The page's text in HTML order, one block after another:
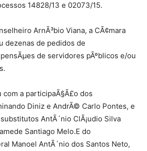
14828/13 e 02073/15.
ArnÃ³bio Viana, a CÃ¢mara
dezenas de pedidos de
de servidores pÃºblicos e/ou
com a participaÃ§Ã£o dos
Diniz e AndrÃ© Carlo Pontes, e
AntÃ´nio ClÃ¡udio Silva
Santiago Melo.E do
Manoel AntÃ´nio dos Santos Neto,